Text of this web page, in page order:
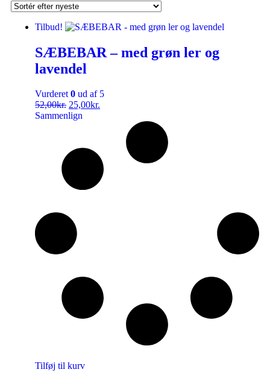
Tilbud!
SÆBEBAR – med grøn ler og
lavendel
Vurderet0 ud af 5
52,00kr. 25,00kr.
Sammenlign
Tilføj til kurv